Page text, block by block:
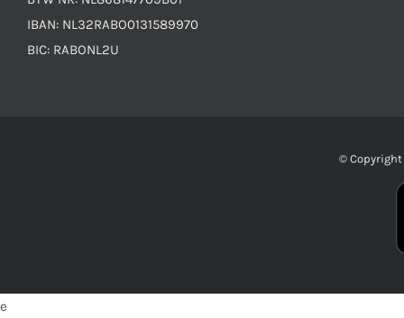
IBAN: NL32RABO0131589970
BIC: RABONL2U
© Copyright
e